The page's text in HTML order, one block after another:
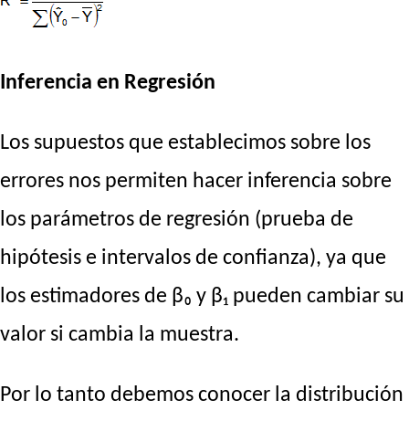
Inferencia en Regresión
Los supuestos que establecimos sobre los
errores nos permiten hacer inferencia sobre
los parámetros de regresión (prueba de
hipótesis e intervalos de confianza), ya que
los estimadores de β₀ y β₁ pueden cambiar su
valor si cambia la muestra.
Por lo tanto debemos conocer la distribución